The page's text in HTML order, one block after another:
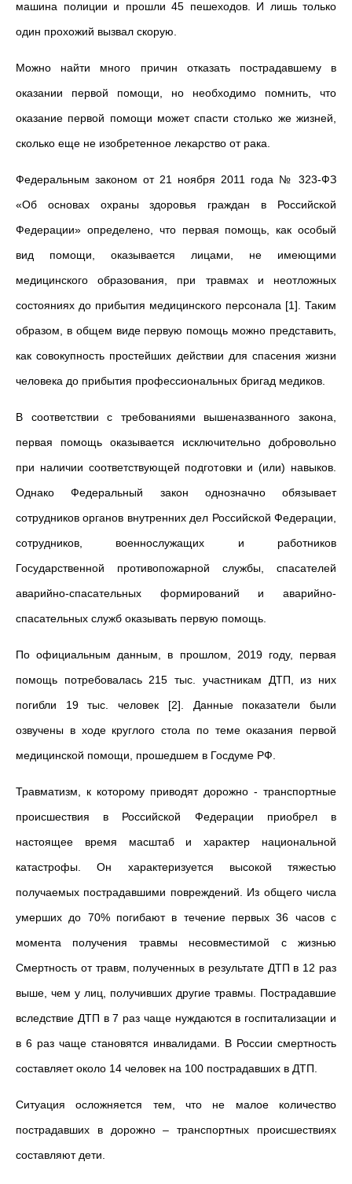
машина полиции и прошли 45 пешеходов. И лишь только
один прохожий вызвал скорую.
Можно найти много причин отказать пострадавшему в
оказании первой помощи, но необходимо помнить, что
оказание первой помощи может спасти столько же жизней,
сколько еще не изобретенное лекарство от рака.
Федеральным законом от 21 ноября 2011 года № 323-ФЗ
«Об основах охраны здоровья граждан в Российской
Федерации» определено, что первая помощь, как особый
вид помощи, оказывается лицами, не имеющими
медицинского образования, при травмах и неотложных
состояниях до прибытия медицинского персонала [1]. Таким
образом, в общем виде первую помощь можно представить,
как совокупность простейших действии для спасения жизни
человека до прибытия профессиональных бригад медиков.
В соответствии с требованиями вышеназванного закона,
первая помощь оказывается исключительно добровольно
при наличии соответствующей подготовки и (или) навыков.
Однако Федеральный закон однозначно обязывает
сотрудников органов внутренних дел Российской Федерации,
сотрудников, военнослужащих и работников
Государственной противопожарной службы, спасателей
аварийно-спасательных формирований и аварийно-
спасательных служб оказывать первую помощь.
По официальным данным, в прошлом, 2019 году, первая
помощь потребовалась 215 тыс. участникам ДТП, из них
погибли 19 тыс. человек [2]. Данные показатели были
озвучены в ходе круглого стола по теме оказания первой
медицинской помощи, прошедшем в Госдуме РФ.
Травматизм, к которому приводят дорожно - транспортные
происшествия в Российской Федерации приобрел в
настоящее время масштаб и характер национальной
катастрофы. Он характеризуется высокой тяжестью
получаемых пострадавшими повреждений. Из общего числа
умерших до 70% погибают в течение первых 36 часов с
момента получения травмы несовместимой с жизнью
Смертность от травм, полученных в результате ДТП в 12 раз
выше, чем у лиц, получивших другие травмы. Пострадавшие
вследствие ДТП в 7 раз чаще нуждаются в госпитализации и
в 6 раз чаще становятся инвалидами. В России смертность
составляет около 14 человек на 100 пострадавших в ДТП.
Ситуация осложняется тем, что не малое количество
пострадавших в дорожно – транспортных происшествиях
составляют дети.